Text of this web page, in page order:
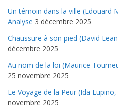
Un témoin dans la ville (Edouard
Analyse 3 décembre 2025
Chaussure à son pied (David
décembre 2025
Au nom de la loi (Maurice
25 novembre 2025
Le Voyage de la Peur (Ida
novembre 2025